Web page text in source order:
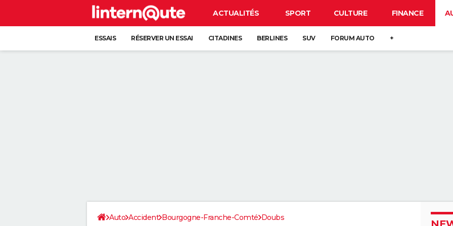
ACTUALITÉS SPORT CULTURE FINANCE
ESSAIS RÉSERVER UN ESSAI CITADINES BERLINES SUV FORUM AUTO +
Auto Accident Bourgogne-Franche-Comté Doubs